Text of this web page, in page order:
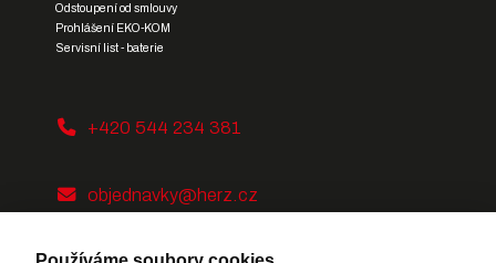
Odstoupení od smlouvy
Prohlášení EKO-KOM
Servisní list - baterie
+420 544 234 381
objednavky@herz.cz